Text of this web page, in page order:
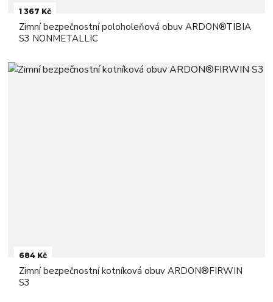
1 367 Kč
Zimní bezpečnostní poloholeňová obuv ARDON®TIBIA
S3 NONMETALLIC
684 Kč
Zimní bezpečnostní kotníková obuv ARDON®FIRWIN
S3